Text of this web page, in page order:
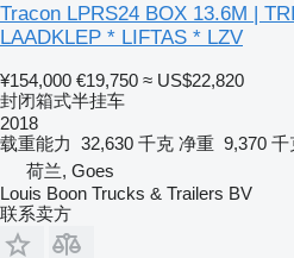
Tracon LPRS24 BOX 13.6M |
LAADKLEP * LIFTAS * LZV
¥154,000 €19,750 ≈ US$22,820
封闭箱式半挂车
2018
载重能力 32,630 千克 净重 9,370 千
荷兰, Goes
Louis Boon Trucks & Trailers BV
联系卖方